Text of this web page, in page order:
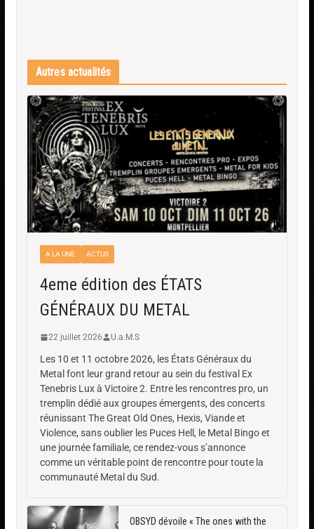
Autres actualités
A LA UNE ACTUS
4eme édition des ÉTATS
GÉNÉRAUX DU METAL
22 juillet 2026 U.a.M.S
Les 10 et 11 octobre 2026, les États Généraux du
Metal font leur grand retour au sein du festival Ex
Tenebris Lux à Victoire 2. Entre les rencontres pro, un
tremplin dédié aux groupes émergents, des concerts
réunissant The Great Old Ones, Hexis, Viande et
Violence, sans oublier les Puces Hell, le Metal Bingo et
une journée familiale, ce rendez-vous s’annonce
comme un véritable point de rencontre pour toute la
communauté Metal du Sud.
OBSYD dévoile « The ones with the